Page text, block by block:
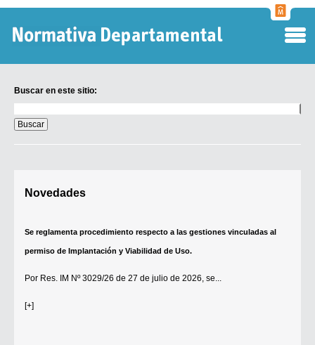
Buscar en este sitio:
en
este
sitio:
Novedades
Se reglamenta procedimiento respecto a las gestiones vinculadas al
permiso de Implantación y Viabilidad de Uso.
Por Res. IM Nº 3029/26 de 27 de julio de 2026, se...
[+]